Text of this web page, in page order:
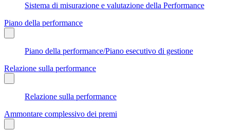
Sistema di misurazione e valutazione della Performance
Piano della performance
Piano della performance/Piano esecutivo di gestione
Relazione sulla performance
Relazione sulla performance
Ammontare complessivo dei premi